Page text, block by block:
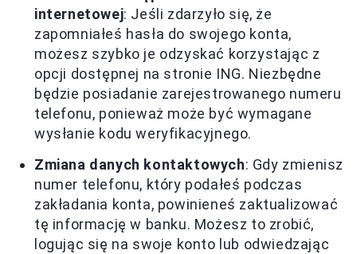
internetowej: Jeśli zdarzyło się, że
zapomniałeś hasła do swojego konta,
możesz szybko je odzyskać korzystając z
opcji dostępnej na stronie ING. Niezbędne
będzie posiadanie zarejestrowanego numeru
telefonu, ponieważ może być wymagane
wysłanie kodu weryfikacyjnego.
Zmiana danych kontaktowych: Gdy zmienisz
numer telefonu, który podałeś podczas
zakładania konta, powinieneś zaktualizować
tę informację w banku. Możesz to zrobić,
logując się na swoje konto lub odwiedzając